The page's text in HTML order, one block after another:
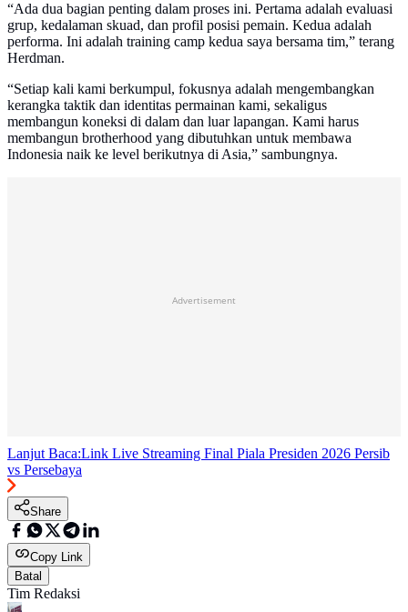
“Ada dua bagian penting dalam proses ini. Pertama adalah evaluasi
grup, kedalaman skuad, dan profil posisi pemain. Kedua adalah
performa. Ini adalah training camp kedua saya bersama tim,” terang
Herdman.
“Setiap kali kami berkumpul, fokusnya adalah mengembangkan
kerangka taktik dan identitas permainan kami, sekaligus
membangun koneksi di dalam dan luar lapangan. Kami harus
membangun brotherhood yang dibutuhkan untuk membawa
Indonesia naik ke level berikutnya di Asia,” sambungnya.
Advertisement
Lanjut Baca:Link Live Streaming Final Piala Presiden 2026 Persib
vs Persebaya
Share
Copy Link
Batal
Tim Redaksi